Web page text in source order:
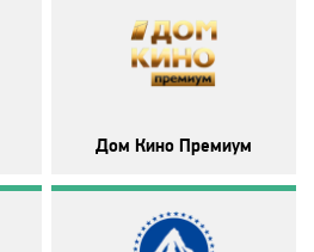
Дом Кино Премиум